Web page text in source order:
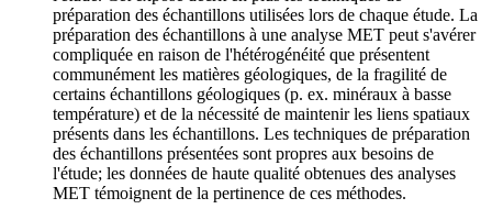
préparation des échantillons utilisées lors de chaque étude. La
préparation des échantillons à une analyse MET peut s'avérer
compliquée en raison de l'hétérogénéité que présentent
communément les matières géologiques, de la fragilité de
certains échantillons géologiques (p. ex. minéraux à basse
température) et de la nécessité de maintenir les liens spatiaux
présents dans les échantillons. Les techniques de préparation
des échantillons présentées sont propres aux besoins de
l'étude; les données de haute qualité obtenues des analyses
MET témoignent de la pertinence de ces méthodes.